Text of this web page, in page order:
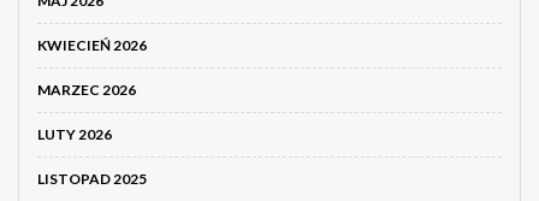
KWIECIEŃ 2026
MARZEC 2026
LUTY 2026
LISTOPAD 2025